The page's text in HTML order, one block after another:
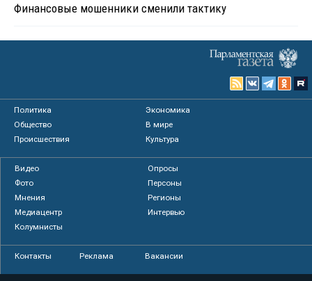
Финансовые мошенники сменили тактику
Политика
Экономика
Общество
В мире
Происшествия
Культура
Видео
Опросы
Фото
Персоны
Мнения
Регионы
Медиацентр
Интервью
Колумнисты
Контакты Реклама Вакансии